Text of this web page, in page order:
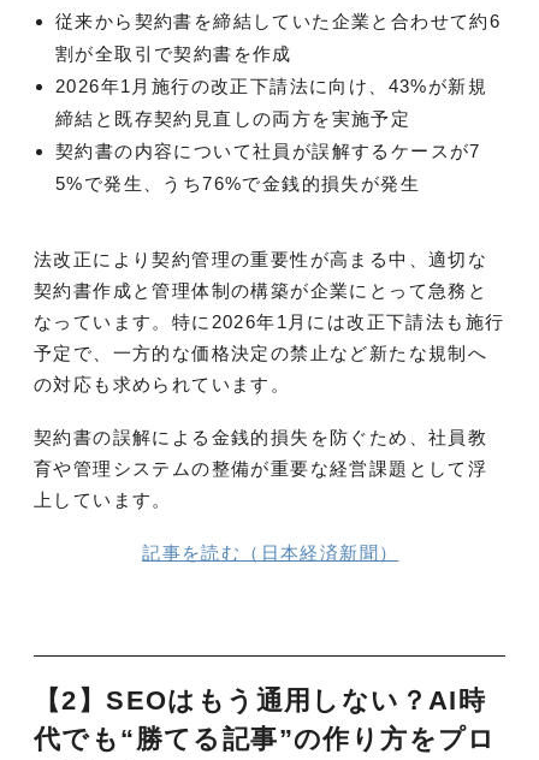
従来から契約書を締結していた企業と合わせて約6
割が全取引で契約書を作成
2026年1月施行の改正下請法に向け、43%が新規
締結と既存契約見直しの両方を実施予定
契約書の内容について社員が誤解するケースが7
5%で発生、うち76%で金銭的損失が発生
法改正により契約管理の重要性が高まる中、適切な
契約書作成と管理体制の構築が企業にとって急務と
なっています。特に2026年1月には改正下請法も施行
予定で、一方的な価格決定の禁止など新たな規制へ
の対応も求められています。
契約書の誤解による金銭的損失を防ぐため、社員教
育や管理システムの整備が重要な経営課題として浮
上しています。
記事を読む（日本経済新聞）
【2】SEOはもう通用しない？AI時
代でも“勝てる記事”の作り方をプロ